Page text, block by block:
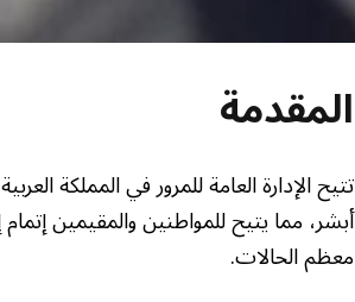
المقدمة
تتيح الإدارة العامة للمرور في المملكة
أبشر، مما يتيح للمواطنين والمقيمين
معظم الحالات.